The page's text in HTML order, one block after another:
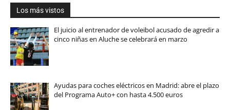
Los más vistos
El juicio al entrenador de voleibol acusado de agredir a
cinco niñas en Aluche se celebrará en marzo
Ayudas para coches eléctricos en Madrid: abre el plazo
del Programa Auto+ con hasta 4.500 euros